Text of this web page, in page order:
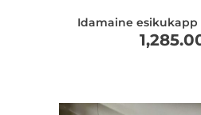
Idamaine esikukapp